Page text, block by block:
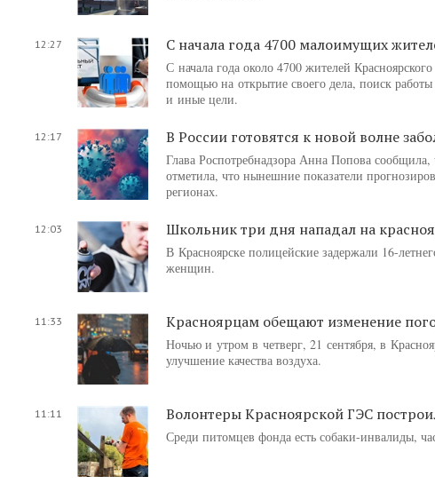
12:27 С начала года 4700 малоимущих
С начала года около 4700 жителей
помощью на открытие своего дела, поиск
и иные цели.
12:17 В России готовятся к новой волне
Глава Роспотребнадзора Анна Попова
отметила, что нынешние показатели
регионах.
12:03 Школьник три дня нападал на
В Красноярске полицейские задержали 16-
женщин.
11:33 Красноярцам обещают изменение
Ночью и утром в четверг, 21 сентября, в
улучшение качества воздуха.
11:11 Волонтеры Красноярской ГЭС
Среди питомцев фонда есть собаки-инвалиды,